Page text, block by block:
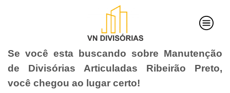
Se você esta buscando sobre Manutenção
de Divisórias Articuladas Ribeirão Preto,
você chegou ao lugar certo!